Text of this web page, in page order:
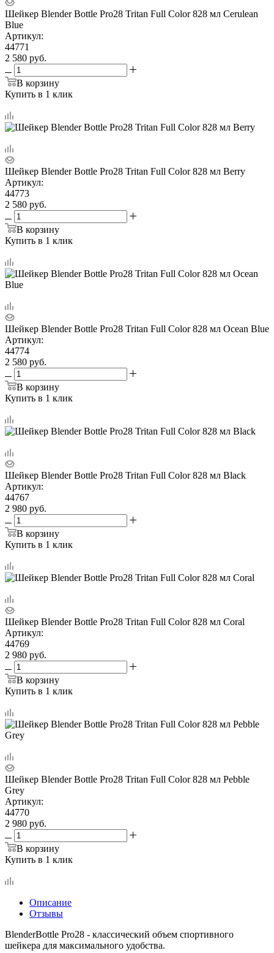
Шейкер Blender Bottle Pro28 Tritan Full Color 828 мл Cerulean
Blue
Артикул:
44771
2 580 руб.
В корзину
Купить в 1 клик
Шейкер Blender Bottle Pro28 Tritan Full Color 828 мл Berry
Артикул:
44773
2 580 руб.
В корзину
Купить в 1 клик
Шейкер Blender Bottle Pro28 Tritan Full Color 828 мл Ocean Blue
Артикул:
44774
2 580 руб.
В корзину
Купить в 1 клик
Шейкер Blender Bottle Pro28 Tritan Full Color 828 мл Black
Артикул:
44767
2 980 руб.
В корзину
Купить в 1 клик
Шейкер Blender Bottle Pro28 Tritan Full Color 828 мл Coral
Артикул:
44769
2 980 руб.
В корзину
Купить в 1 клик
Шейкер Blender Bottle Pro28 Tritan Full Color 828 мл Pebble
Grey
Артикул:
44770
2 980 руб.
В корзину
Купить в 1 клик
Описание
Отзывы
BlenderBottle Pro28 - классический объем спортивного
шейкера для максимального удобства.